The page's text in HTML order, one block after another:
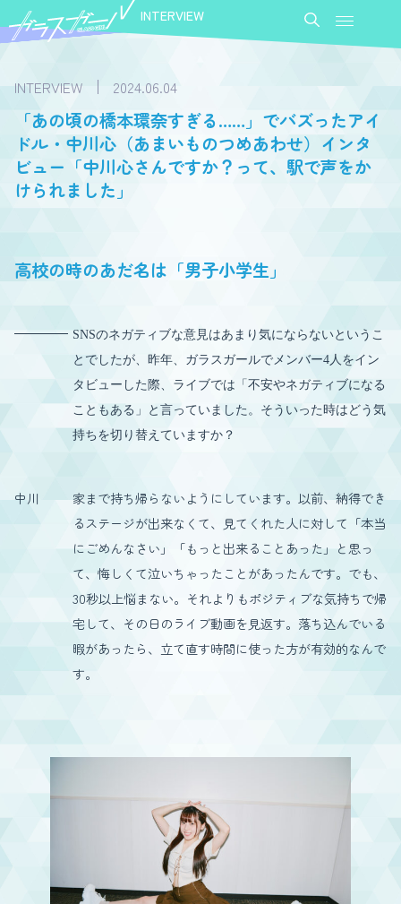
INTERVIEW
INTERVIEW 2024.06.04
「あの頃の橋本環奈すぎる……」でバズったアイ
ドル・中川心（あまいものつめあわせ）インタ
ビュー「中川心さんですか？って、駅で声をか
けられました」
高校の時のあだ名は「男子小学生」
SNSのネガティブな意見はあまり気にならないというこ
とでしたが、昨年、ガラスガールでメンバー4️人をイン
タビューした際、ライブでは「不安やネガティブになる
こともある」と言っていました。そういった時はどう気
持ちを切り替えていますか？
中川
家まで持ち帰らないようにしています。以前、納得でき
るステージが出来なくて、見てくれた人に対して「本当
にごめんなさい」「もっと出来ることあった」と思っ
て、悔しくて泣いちゃったことがあったんです。でも、
30秒以上悩まない。それよりもポジティブな気持ちで帰
宅して、その日のライブ動画を見返す。落ち込んでいる
暇があったら、立て直す時間に使った方が有効的なんで
す。